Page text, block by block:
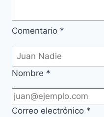
Comentario *
Nombre *
Correo electrónico *